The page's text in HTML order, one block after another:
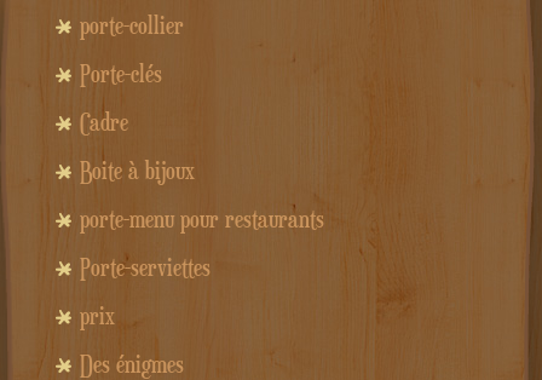
porte-collier
Porte-clés
Cadre
Boite à bijoux
porte-menu pour restaurants
Porte-serviettes
prix
Des énigmes